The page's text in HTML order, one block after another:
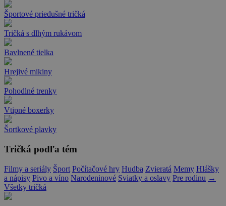
Športové priedušné tričká
Tričká s dlhým rukávom
Bavlnené tielka
Hrejivé mikiny
Pohodlné trenky
Vtipné boxerky
Šortkové plavky
Tričká podľa tém
Filmy a seriály Šport Počítačové hry Hudba Zvieratá Memy Hlášky
a nápisy Pivo a víno Narodeninové Sviatky a oslavy Pre rodinu →
Všetky tričká